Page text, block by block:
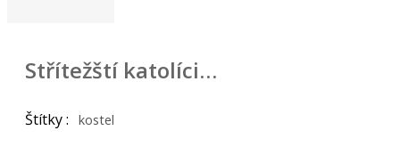
Střítežští katolíci…
Štítky : kostel